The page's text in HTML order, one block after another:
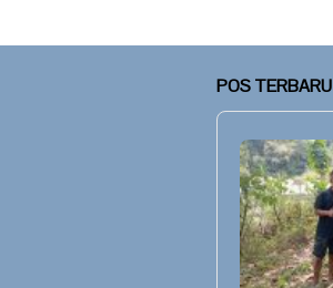
POS TERBARU